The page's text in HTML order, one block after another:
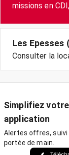
missions en
Les Epesses
Consulter la
Simplifiez
application
Alertes offres,
portée de main.